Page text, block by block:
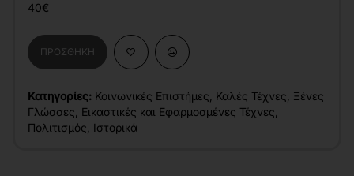
40€
ΠΡΟΣΘΉΚΗ
Κατηγορίες: Κοινωνικές Επιστήμες Καλές Τέχνες Ξένες
Γλώσσες Εικαστικές και Εφαρμοσμένες Τέχνες
Πολιτισμός Ιστορικά